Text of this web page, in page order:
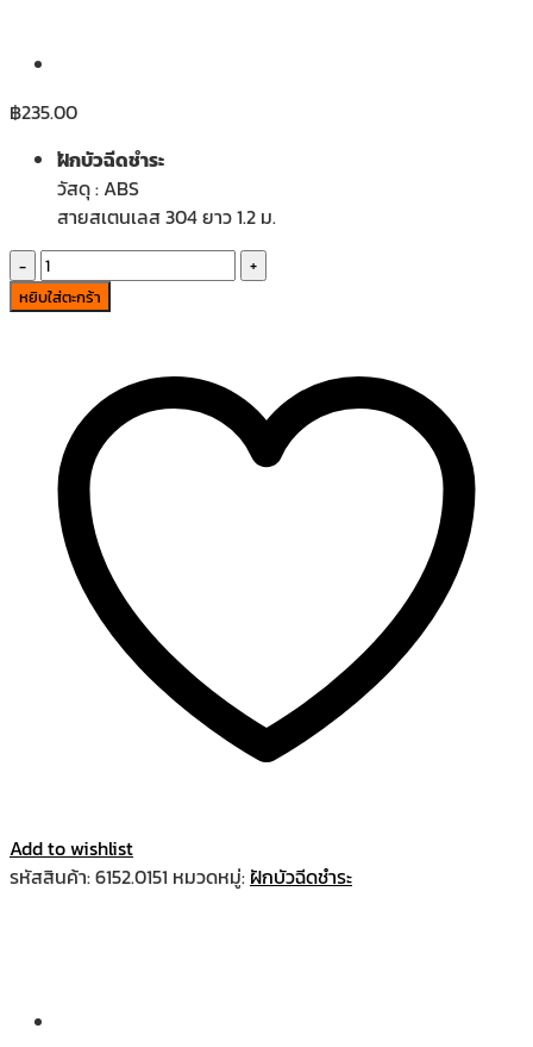
฿235.00
ฝักบัวฉีดชำระ
วัสดุ : ABS
สายสเตนเลส 304 ยาว 1.2 ม.
จำนวน
BD-
01
6152.0151
ชิ้น
หยิบใส่ตะกร้า
Add to wishlist
รหัสสินค้า:6152.0151 หมวดหมู่: ฝักบัวฉีดชำระ